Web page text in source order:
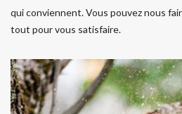
qui conviennent. Vous pouvez nous
tout pour vous satisfaire.